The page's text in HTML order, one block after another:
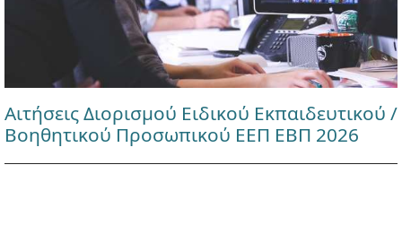
Αιτήσεις Διορισμού Ειδικού Εκπαιδευτικού /
Βοηθητικού Προσωπικού ΕΕΠ ΕΒΠ 2026